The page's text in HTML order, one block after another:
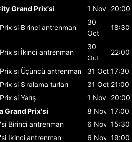
Grand Prix'si 1 Nov 20:00
Birinci antrenman
30
Oct
18:30
İkinci antrenman
30
Oct
22:00
Üçüncü antrenman 31 Oct 17:30
Sıralama turları 31 Oct 21:00
Yarış 1 Nov
20:00
Grand Prix'si
8 Nov 17:00
Birinci antrenman 6 Nov 15:30
İkinci antrenman 6 Nov 19:00